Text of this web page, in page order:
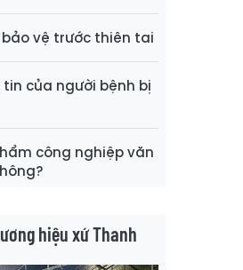
bảo vệ trước thiên tai
của người bệnh bị
công nghiệp văn
hiệu xứ Thanh